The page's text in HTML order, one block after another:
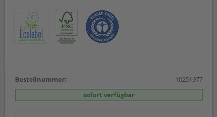
Bestellnummer:
10251977
sofort verfügbar